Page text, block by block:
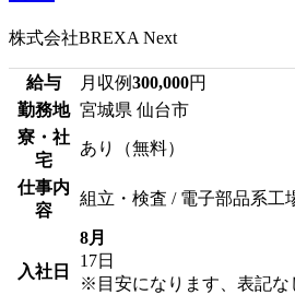
株式会社BREXA Next
給与 月収例300,000円
勤務地 宮城県 仙台市
寮・社
宅
あり（無料）
仕事内
容
組立・検査 / 電子部品系工
入社日
8月
17日
※目安になります、表記な